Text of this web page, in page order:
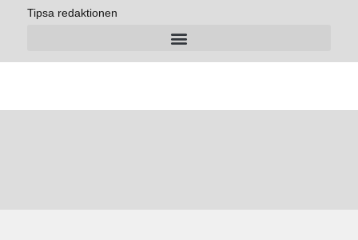
Tipsa redaktionen